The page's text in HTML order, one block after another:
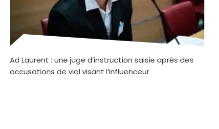
Ad Laurent : une juge d’instruction saisie après des
accusations de viol visant l’influenceur